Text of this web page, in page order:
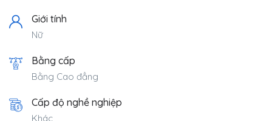
Giới tính
Nữ
Bằng cấp
Bằng Cao đẳng
Cấp độ nghề nghiệp
Khác